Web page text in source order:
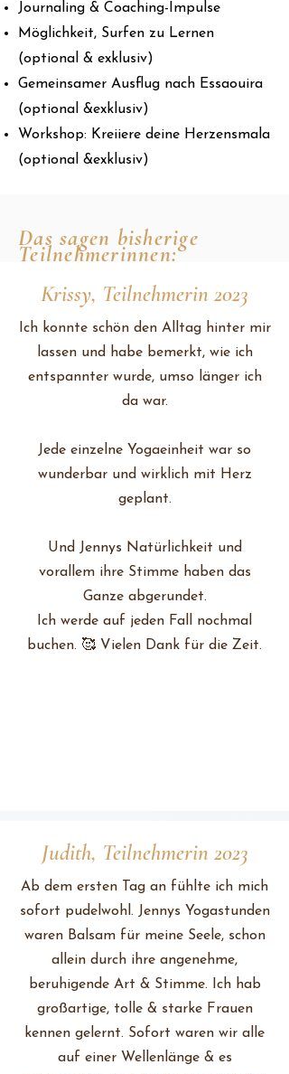
Journaling & Coaching-Impulse
Möglichkeit, Surfen zu Lernen
(optional & exklusiv)
Gemeinsamer Ausflug nach Essaouira
(optional &exklusiv)
Workshop: Kreiiere deine Herzensmala
(optional &exklusiv)
Das sagen bisherige
Teilnehmerinnen:
Krissy, Teilnehmerin 2023
Ich konnte schön den Alltag hinter mir
lassen und habe bemerkt, wie ich
entspannter wurde, umso länger ich
da war.
Jede einzelne Yogaeinheit war so
wunderbar und wirklich mit Herz
geplant.
Und Jennys Natürlichkeit und
vorallem ihre Stimme haben das
Ganze abgerundet.
Ich werde auf jeden Fall nochmal
buchen. ️🥰 Vielen Dank für die Zeit.
Judith, Teilnehmerin 2023
Ab dem ersten Tag an fühlte ich mich
sofort pudelwohl. Jennys Yogastunden
waren Balsam für meine Seele, schon
allein durch ihre angenehme,
beruhigende Art & Stimme. Ich hab
großartige, tolle & starke Frauen
kennen gelernt. Sofort waren wir alle
auf einer Wellenlänge & es